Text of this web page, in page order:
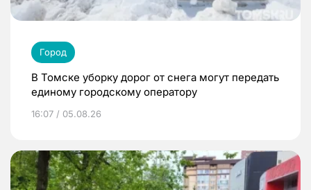
Город
В Томске уборку дорог от снега могут передать
единому городскому оператору
16:07 / 05.08.26